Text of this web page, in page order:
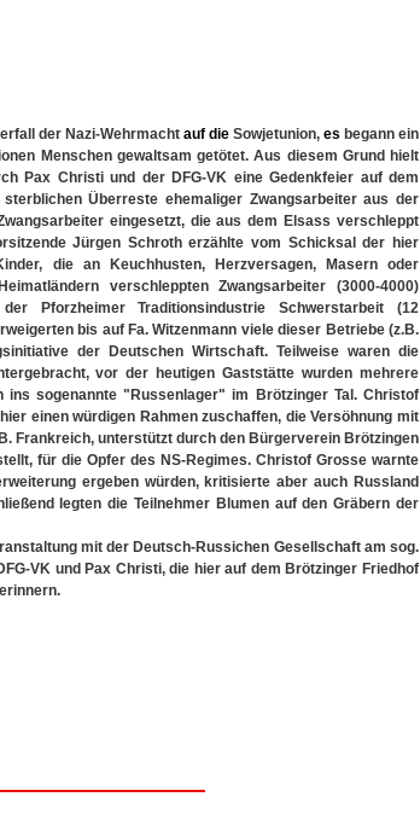
der Nazi-Wehrmacht auf die Sowjetunion, es begann ein
Menschen gewaltsam getötet. Aus diesem Grund hielt
Pax Christi und der DFG-VK eine Gedenkfeier auf dem
Überreste ehemaliger Zwangsarbeiter aus der
eingesetzt, die aus dem Elsass verschleppt
Jürgen Schroth erzählte vom Schicksal der hier
die an Keuchhusten, Herzversagen, Masern oder
verschleppten Zwangsarbeiter (3000-4000)
Pforzheimer Traditionsindustrie Schwerstarbeit (12
bis auf Fa. Witzenmann viele dieser Betriebe (z.B.
der Deutschen Wirtschaft. Teilweise waren die
vor der heutigen Gaststätte wurden mehrere
ins sogenannte "Russenlager" im Brötzinger Tal. Christof
einen würdigen Rahmen zuschaffen, die Versöhnung mit
Frankreich, unterstützt durch den Bürgerverein Brötzingen
für die Opfer des NS-Regimes. Christof Grosse warnte
ergeben würden, kritisierte aber auch Russland
legten die Teilnehmer Blumen auf den Gräbern der
mit der Deutsch-Russichen Gesellschaft am sog.
VK und Pax Christi, die hier auf dem Brötzinger Friedhof